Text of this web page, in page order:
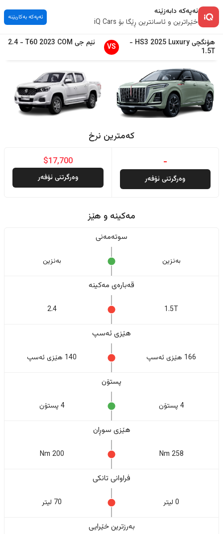
ئەپەکە دابەزێنە
خێراترین و ئاسانترین ڕێگا بۆ iQ Cars
ئەپەکە بەکاربێنە
هۆنگچی HS3 2025 Luxury
-
1.5T
VS ئێم جی T60 2023 COM
-
2.4
کەمترین نرخ
-
وەرگرتنی ئۆفەر
$17,700
وەرگرتنی ئۆفەر
مەکینە و هێز
سوتەمەنی
بەنزین بەنزین
قەبارەی مەکینە
1.5T
2.4
هێزی ئەسپ
166 هێزی ئەسپ 140 هێزی ئەسپ
پستۆن
4 پستۆن 4 پستۆن
هێزی سوڕان
258 Nm
200 Nm
فراوانی تانکی
0 لیتر 70 لیتر
بەرزترین خێرایی